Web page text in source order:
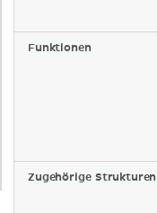
Funktionen
Zugehörige Strukturen